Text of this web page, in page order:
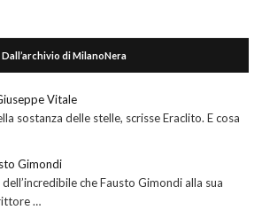
Dall’archivio di MilanoNera
Vitale
sostanza delle stelle, scrisse Eraclito. E cosa
Gimondi
che Fausto Gimondi alla sua
…